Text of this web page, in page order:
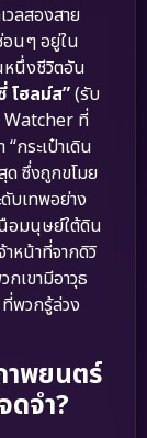
ลสองสาย
นๆ อยู่ใน
หนึ่งชีวิตอัน
โฮลม์ส”(รับ
Watcher ที่
กระเป๋าเดิน
ด ซึ่งถูกขโมย
บเทพอย่าง
อมนุษย์ใต้ดิน
หน้าที่จากดิวิ
เขามีอาวุธ
ที่พวกรู้ล่วง
าพยนตร์
ดจำ?